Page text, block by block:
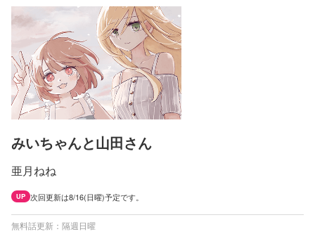
みいちゃんと山田さん
亜月ねね
UP 次回更新は8/16(日曜)予定です。
無料話更新：隔週日曜